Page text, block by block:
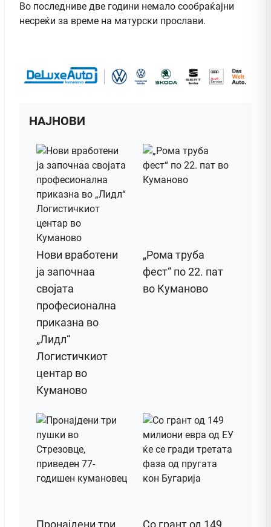
Во последниве две години немало сообраќајни
несреќи за време на матурски прослави.
НАЈНОВИ
Нови вработени
ја започнаа
својата
професионална
приказна во
„Лидл“
Логистичкиот
центар во
Куманово
„Рома труба
фест“ по 22. пат
во Куманово
Пронајдени три Со грант од 149